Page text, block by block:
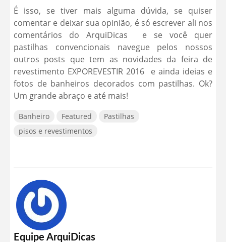
É isso, se tiver mais alguma dúvida, se quiser
comentar e deixar sua opinião, é só escrever ali nos
comentários do ArquiDicas e se você quer
pastilhas convencionais navegue pelos nossos
outros posts que tem as novidades da feira de
revestimento EXPOREVESTIR 2016 e ainda ideias e
fotos de banheiros decorados com pastilhas. Ok?
Um grande abraço e até mais!
Banheiro Featured
Pastilhas
pisos e revestimentos
Equipe ArquiDicas